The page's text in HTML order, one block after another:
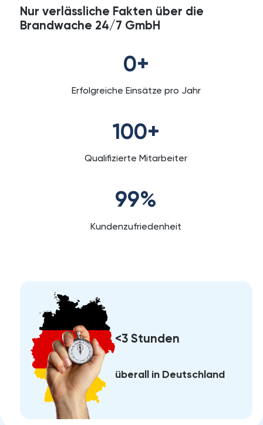
Nur verlässliche Fakten über die
Brandwache 24/7 GmbH
0+
Erfolgreiche Einsätze pro Jahr
100+
Qualifizierte Mitarbeiter
99%
Kundenzufriedenheit
<3 Stunden
überall in Deutschland